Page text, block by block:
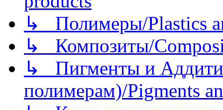
↳ Полимеры/Plastics
↳ Композиты/
↳ Пигменты и
полимерам)/Pigments